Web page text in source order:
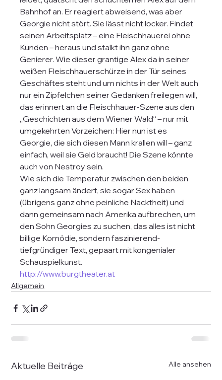
Bahnhof an. Er reagiert abweisend, was aber
Georgie nicht stört. Sie lässt nicht locker. Findet
seinen Arbeitsplatz – eine Fleischhauerei ohne
Kunden – heraus und stalkt ihn ganz ohne
Genierer. Wie dieser grantige Alex da in seiner
weißen Fleischhauerschürze in der Tür seines
Geschäftes steht und um nichts in der Welt auch
nur ein Zipfelchen seiner Gedanken freilegen will,
das erinnert an die Fleischhauer-Szene aus den
„Geschichten aus dem Wiener Wald“ – nur mit
umgekehrten Vorzeichen: Hier nun ist es
Georgie, die sich diesen Mann krallen will – ganz
einfach, weil sie Geld braucht! Die Szene könnte
auch von Nestroy sein.
Wie sich die Temperatur zwischen den beiden
ganz langsam ändert, sie sogar Sex haben
(übrigens ganz ohne peinliche Nacktheit) und
dann gemeinsam nach Amerika aufbrechen, um
den Sohn Georgies zu suchen, das alles ist nicht
billige Komödie, sondern faszinierend-
tiefgründiger Text, gepaart mit kongenialer
Schauspielkunst.
http://www.burgtheater.at
Allgemein
Aktuelle Beiträge Alle ansehen